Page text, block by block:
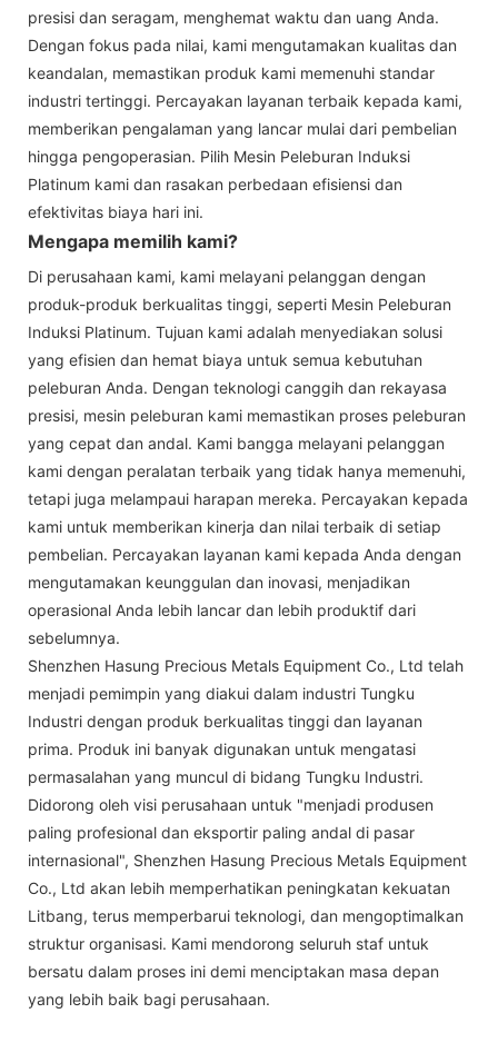
presisi dan seragam, menghemat waktu dan uang Anda.
Dengan fokus pada nilai, kami mengutamakan kualitas dan
keandalan, memastikan produk kami memenuhi standar
industri tertinggi. Percayakan layanan terbaik kepada kami,
memberikan pengalaman yang lancar mulai dari pembelian
hingga pengoperasian. Pilih Mesin Peleburan Induksi
Platinum kami dan rasakan perbedaan efisiensi dan
efektivitas biaya hari ini.
Mengapa memilih kami?
Di perusahaan kami, kami melayani pelanggan dengan
produk-produk berkualitas tinggi, seperti Mesin Peleburan
Induksi Platinum. Tujuan kami adalah menyediakan solusi
yang efisien dan hemat biaya untuk semua kebutuhan
peleburan Anda. Dengan teknologi canggih dan rekayasa
presisi, mesin peleburan kami memastikan proses peleburan
yang cepat dan andal. Kami bangga melayani pelanggan
kami dengan peralatan terbaik yang tidak hanya memenuhi,
tetapi juga melampaui harapan mereka. Percayakan kepada
kami untuk memberikan kinerja dan nilai terbaik di setiap
pembelian. Percayakan layanan kami kepada Anda dengan
mengutamakan keunggulan dan inovasi, menjadikan
operasional Anda lebih lancar dan lebih produktif dari
sebelumnya.
Shenzhen Hasung Precious Metals Equipment Co., Ltd telah
menjadi pemimpin yang diakui dalam industri Tungku
Industri dengan produk berkualitas tinggi dan layanan
prima. Produk ini banyak digunakan untuk mengatasi
permasalahan yang muncul di bidang Tungku Industri.
Didorong oleh visi perusahaan untuk "menjadi produsen
paling profesional dan eksportir paling andal di pasar
internasional", Shenzhen Hasung Precious Metals Equipment
Co., Ltd akan lebih memperhatikan peningkatan kekuatan
Litbang, terus memperbarui teknologi, dan mengoptimalkan
struktur organisasi. Kami mendorong seluruh staf untuk
bersatu dalam proses ini demi menciptakan masa depan
yang lebih baik bagi perusahaan.